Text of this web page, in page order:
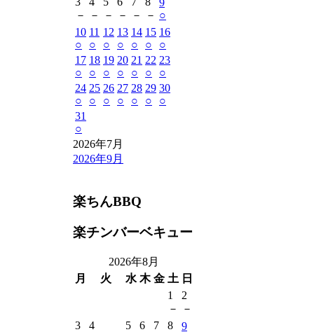
－
－
－
－
－
－ ○
10
○
11
○
12
○
13
○
14
○
15
○
16
○
17
○
18
○
19
○
20
○
21
○
22
○
23
○
24
○
25
○
26
○
27
○
28
○
29
○
30
○
31
○
2026年7月
2026年9月
楽ちんBBQ
楽チンバーベキュー
2026年8月
月
火 水 木 金 土 日
1
－
2
－
3
4 5 6 7 8 9